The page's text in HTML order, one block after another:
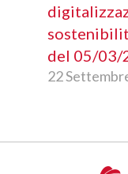
del 05/03/
22